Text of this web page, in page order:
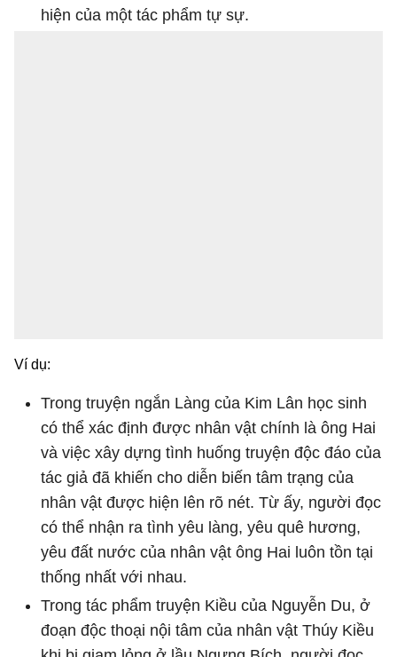
hiện của một tác phẩm tự sự.
Ví dụ:
Trong truyện ngắn Làng của Kim Lân học sinh
có thể xác định được nhân vật chính là ông Hai
và việc xây dựng tình huống truyện độc đáo của
tác giả đã khiến cho diễn biến tâm trạng của
nhân vật được hiện lên rõ nét. Từ ấy, người đọc
có thể nhận ra tình yêu làng, yêu quê hương,
yêu đất nước của nhân vật ông Hai luôn tồn tại
thống nhất với nhau.
Trong tác phẩm truyện Kiều của Nguyễn Du, ở
đoạn độc thoại nội tâm của nhân vật Thúy Kiều